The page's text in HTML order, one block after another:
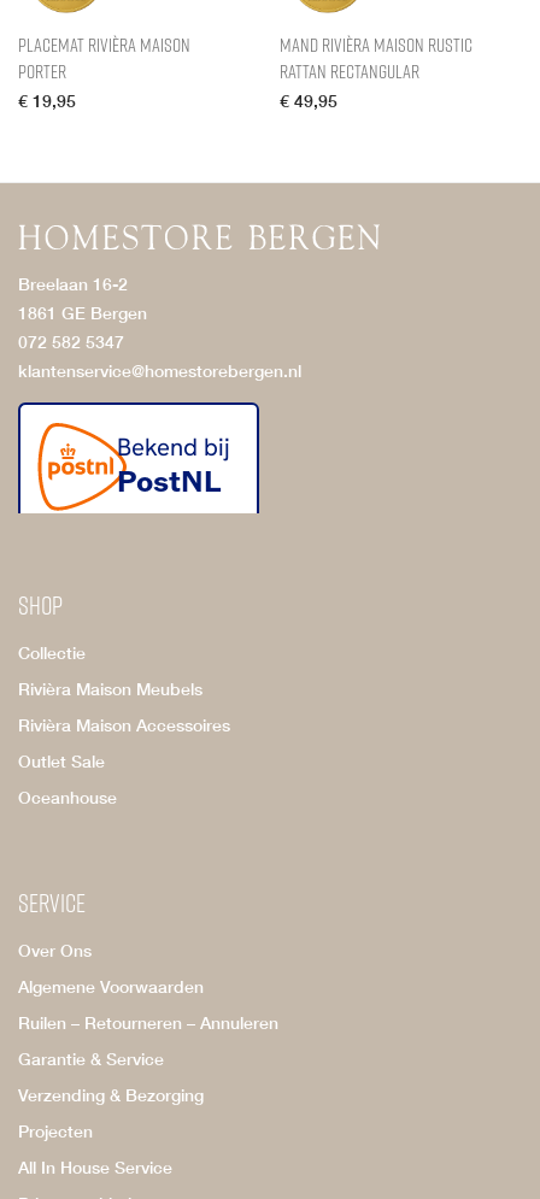
Placemat Rivièra Maison
Porter
€ 19,95
Mand Rivièra Maison Rustic
Rattan Rectangular
€ 49,95
Breelaan 16-2
1861 GE Bergen
072 582 5347
klantenservice@homestorebergen.nl
Shop
Collectie
Rivièra Maison Meubels
Rivièra Maison Accessoires
Outlet Sale
Oceanhouse
Service
Over Ons
Algemene Voorwaarden
Ruilen – Retourneren – Annuleren
Garantie & Service
Verzending & Bezorging
Projecten
All In House Service